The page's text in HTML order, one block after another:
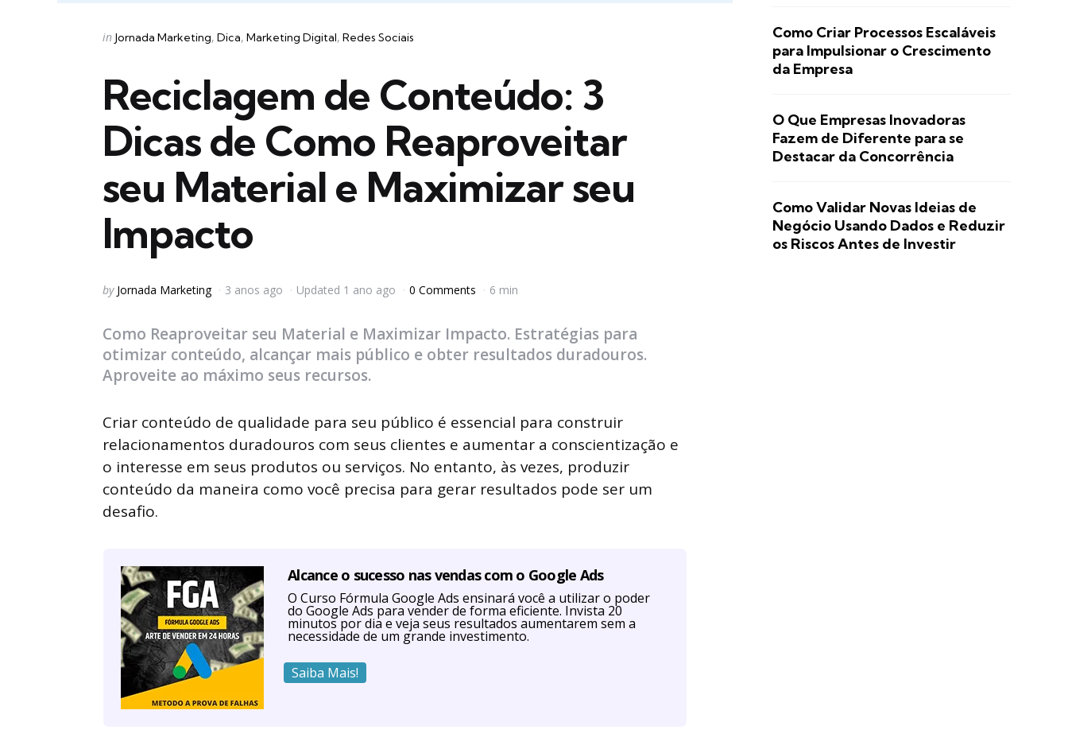
Categories
Posted
in Jornada Marketing Dica Marketing Digital Redes Sociais
Reciclagem de Conteúdo: 3
Dicas de Como Reaproveitar
seu Material e Maximizar seu
Impacto
Posted
by Jornada Marketing 3 anos ago Updated 1 ano ago 0 Comments 6 min
Como Reaproveitar seu Material e Maximizar Impacto. Estratégias para
otimizar conteúdo, alcançar mais público e obter resultados duradouros.
Aproveite ao máximo seus recursos.
Criar conteúdo de qualidade para seu público é essencial para construir
relacionamentos duradouros com seus clientes e aumentar a conscientização e
o interesse em seus produtos ou serviços. No entanto, às vezes, produzir
conteúdo da maneira como você precisa para gerar resultados pode ser um
desafio.
Alcance o sucesso nas vendas com o Google Ads
O Curso Fórmula Google Ads ensinará você a utilizar o poder
do Google Ads para vender de forma eficiente. Invista 20
minutos por dia e veja seus resultados aumentarem sem a
necessidade de um grande investimento.
Saiba Mais!
Como Criar Processos Escaláveis
para Impulsionar o Crescimento
da Empresa
O Que Empresas Inovadoras
Fazem de Diferente para se
Destacar da Concorrência
Como Validar Novas Ideias de
Negócio Usando Dados e Reduzir
os Riscos Antes de Investir